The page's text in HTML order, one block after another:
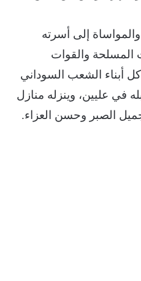
إلى أسرته
المسلحة والقوات
كل أبناء الشعب السوداني
في عليين، وينزله منازل
جميل الصبر وحسن العزاء.